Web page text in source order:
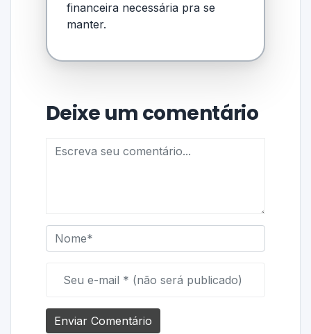
financeira necessária pra se
manter.
Deixe um comentário